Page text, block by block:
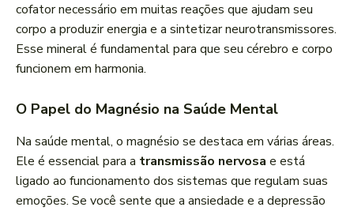
cofator necessário em muitas reações que ajudam seu
corpo a produzir energia e a sintetizar neurotransmissores.
Esse mineral é fundamental para que seu cérebro e corpo
funcionem em harmonia.
O Papel do Magnésio na Saúde Mental
Na saúde mental, o magnésio se destaca em várias áreas.
Ele é essencial para a transmissão nervosa e está
ligado ao funcionamento dos sistemas que regulam suas
emoções. Se você sente que a ansiedade e a depressão